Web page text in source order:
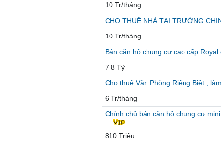
10 Tr/tháng
CHO THUÊ NHÀ TẠI TRƯỜNG
10 Tr/tháng
Bán căn hộ chung cư cao cấp Royal
7.8 Tỷ
Cho thuê Văn Phòng Riêng Biệt ,
6 Tr/tháng
Chính chủ bán căn hộ chung cư
810 Triệu